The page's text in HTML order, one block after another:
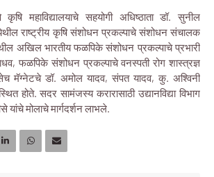
कृषि महाविद्यालयाचे सहयोगी अधिष्ठाता डॉ. सुनील
राष्ट्रीय कृषि संशोधन प्रकल्पाचे संशोधन संचालक
अखिल भारतीय फळपिके संशोधन प्रकल्पाचे प्रभारी
फळपिके संशोधन प्रकल्पाचे वनस्पती रोग शास्त्रज्ञ
मॅग्नेटचे डॉ. अमोल यादव, संपत यादव, कु. अश्विनी
होते. सदर सामंजस्य करारासाठी उद्यानविद्या विभाग
यांचे मोलाचे मार्गदर्शन लाभले.